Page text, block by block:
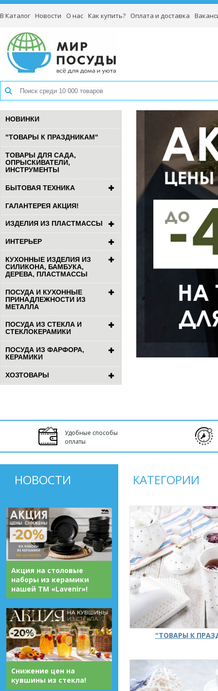
В Каталог Новости О нас Как купить? Оплата и доставка
НОВИНКИ
"ТОВАРЫ К ПРАЗДНИКАМ"
ТОВАРЫ ДЛЯ САДА,
ОПРЫСКИВАТЕЛИ,
ИНСТРУМЕНТЫ
БЫТОВАЯ ТЕХНИКА
ГАЛАНТЕРЕЯ АКЦИЯ!
ИЗДЕЛИЯ ИЗ ПЛАСТМАССЫ
ИНТЕРЬЕР
КУХОННЫЕ ИЗДЕЛИЯ ИЗ
СИЛИКОНА, БАМБУКА,
ДЕРЕВА, ПЛАСТМАССЫ
ПОСУДА И КУХОННЫЕ
ПРИНАДЛЕЖНОСТИ ИЗ
МЕТАЛЛА
ПОСУДА ИЗ СТЕКЛА И
СТЕКЛОКЕРАМИКИ
ПОСУДА ИЗ ФАРФОРА,
КЕРАМИКИ
ХОЗТОВАРЫ
Удобные способы
оплаты
НОВОСТИ
Акция на столовые
наборы из керамики
нашей ТМ «Lavenir»!
Снижение цен на
кувшины из стекла!
КАТЕГОРИИ
"ТОВАРЫ К